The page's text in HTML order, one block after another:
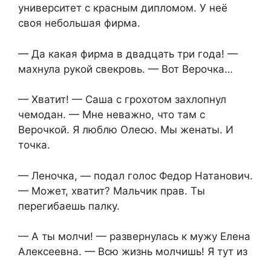
университет с красным дипломом. У неё
своя небольшая фирма.
— Да какая фирма в двадцать три года! —
махнула рукой свекровь. — Вот Верочка…
— Хватит! — Саша с грохотом захлопнул
чемодан. — Мне неважно, что там с
Верочкой. Я люблю Олесю. Мы женаты. И
точка.
— Леночка, — подал голос Федор Натанович.
— Может, хватит? Мальчик прав. Ты
перегибаешь палку.
— А ты молчи! — развернулась к мужу Елена
Алексеевна. — Всю жизнь молчишь! Я тут из